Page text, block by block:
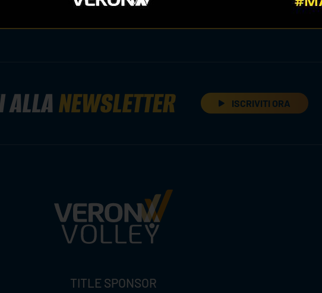
NEWSLETTER ISCRIVITI ORA
TITLE SPONSOR